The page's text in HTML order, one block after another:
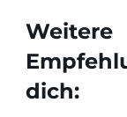
Weitere
dich: